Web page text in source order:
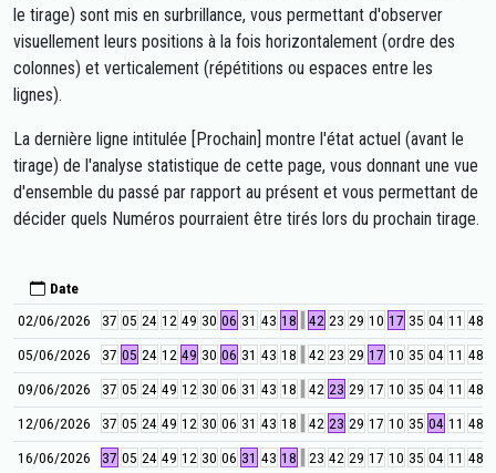
le tirage) sont mis en surbrillance, vous permettant d'observer
visuellement leurs positions à la fois horizontalement (ordre des
colonnes) et verticalement (répétitions ou espaces entre les
lignes).
La dernière ligne intitulée [Prochain] montre l'état actuel (avant le
tirage) de l'analyse statistique de cette page, vous donnant une vue
d'ensemble du passé par rapport au présent et vous permettant de
décider quels Numéros pourraient être tirés lors du prochain tirage.
Date
02/06/2026
37 05 24 12 49 30 06 31 43 18 42 23 29 10 17 35 04 11 48
05/06/2026
37 05 24 12 49 30 06 31 43 18 42 23 29 17 10 35 04 11 48
09/06/2026
37 05 24 49 12 30 06 31 43 18 42 23 29 17 10 35 04 11 48
12/06/2026
37 05 24 49 12 30 06 31 43 18 42 23 29 17 10 35 04 11 48
16/06/2026
37 05 24 49 12 30 06 31 43 18 23 42 29 17 10 35 04 11 48